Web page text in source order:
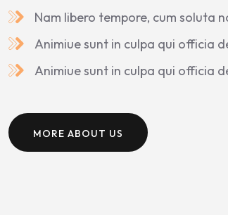
Nam libero tempore, cum soluta
Animiue sunt in culpa qui officia
Animiue sunt in culpa qui officia
MORE ABOUT US